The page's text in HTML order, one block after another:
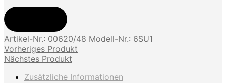
Artikel-Nr.: 00620/48 Modell-Nr.: 6SU1
Vorheriges Produkt
Nächstes Produkt
Zusätzliche Informationen